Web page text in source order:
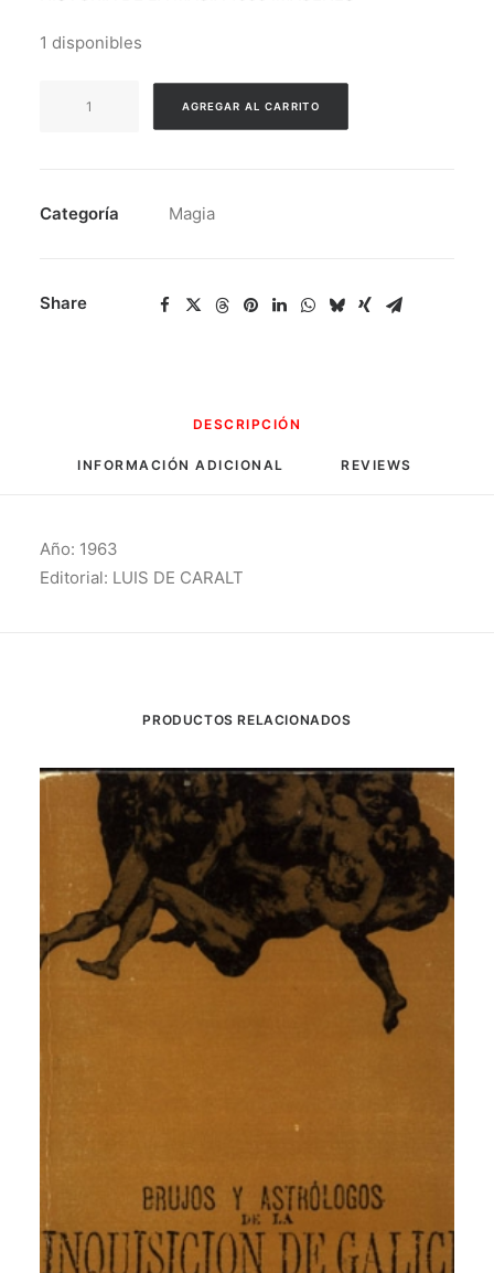
1 disponibles
De
1000
AGREGAR AL CARRITO
Categoría Magia
Share
DESCRIPCIÓN
INFORMACIÓN ADICIONAL REVIEWS
Año: 1963
Editorial: LUIS DE CARALT
PRODUCTOS RELACIONADOS